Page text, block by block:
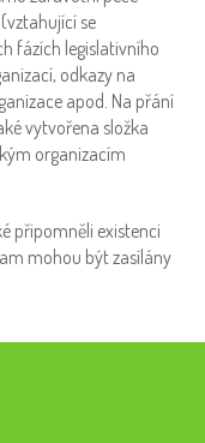
se
fázích legislativního
odkazy na
apod. Na přání
vytvořena složka
organizacím
připomněli existenci
mohou být zasílány